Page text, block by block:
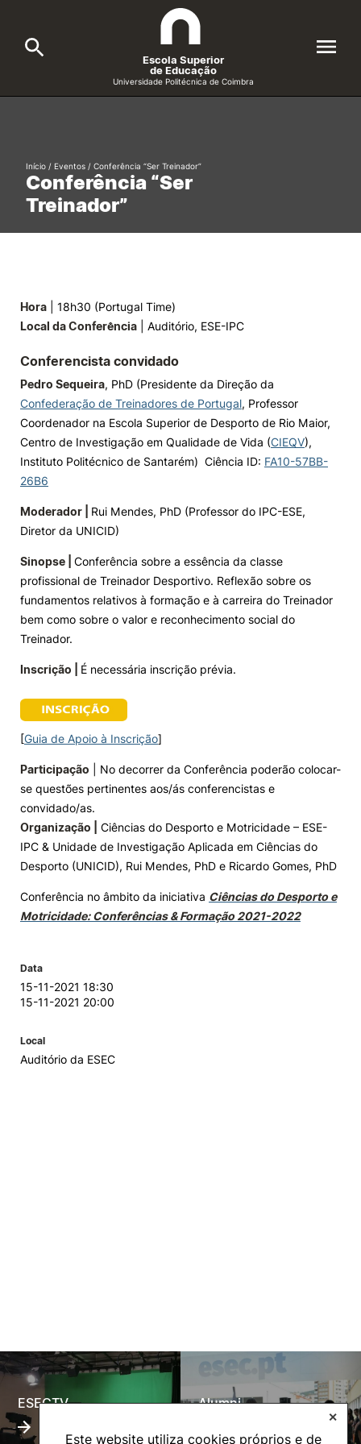
Este website utiliza cookies próprios e de
✕
Cursos
Candidatos
Investigação e Projetos
Knowledge Factory
Candidaturas
©2026 Instituto Politécnico de Coimbra. Todos os direitos reservados.
Escola Superior
de Educação
Universidade Politécnica de Coimbra
Formative Offer
Conferência “Ser
Treinador”
Início / Eventos / Conferência “Ser Treinador”
Hora | 18h30 (Portugal Time)
Local da Conferência | Auditório, ESE-IPC
Conferencista convidado
Pedro Sequeira, PhD (Presidente da Direção da
Confederação de Treinadores de Portugal, Professor
Coordenador na Escola Superior de Desporto de Rio Maior,
Centro de Investigação em Qualidade de Vida (CIEQV),
Instituto Politécnico de Santarém) Ciência ID: FA10-57BB-
26B6
Moderador | Rui Mendes, PhD (Professor do IPC-ESE,
Diretor da UNICID)
Sinopse | Conferência sobre a essência da classe
profissional de Treinador Desportivo. Reflexão sobre os
fundamentos relativos à formação e à carreira do Treinador
bem como sobre o valor e reconhecimento social do
Treinador.
Inscrição | É necessária inscrição prévia.
[Guia de Apoio à Inscrição]
Participação | No decorrer da Conferência poderão colocar-
se questões pertinentes aos/ás conferencistas e
convidado/as.
Organização |
Ciências do Desporto e Motricidade – ESE-
IPC & Unidade de Investigação Aplicada em Ciências do
Desporto (UNICID), Rui Mendes, PhD e Ricardo Gomes, PhD
Conferência no âmbito da iniciativa Ciências do Desporto e
Motricidade: Conferências & Formação 2021-2022
Data
15-11-2021 18:30
15-11-2021 20:00
Local
Auditório da ESEC
ESECTV Alumni